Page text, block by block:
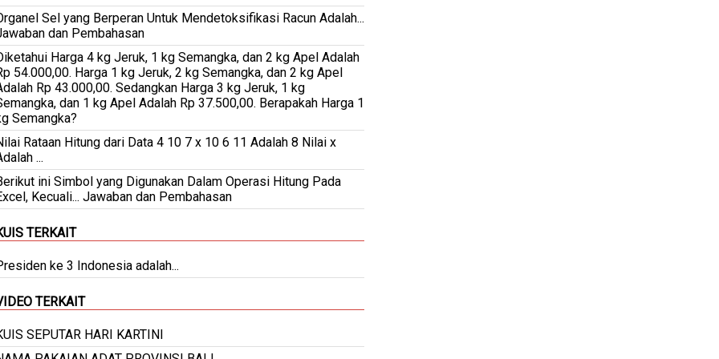
Sel yang Berperan Untuk Mendetoksifikasi Racun Adalah...
dan Pembahasan
Harga 4 kg Jeruk, 1 kg Semangka, dan 2 kg Apel Adalah
54.000,00. Harga 1 kg Jeruk, 2 kg Semangka, dan 2 kg Apel
Rp 43.000,00. Sedangkan Harga 3 kg Jeruk, 1 kg
dan 1 kg Apel Adalah Rp 37.500,00. Berapakah Harga 1
Semangka?
Rataan Hitung dari Data 4 10 7 x 10 6 11 Adalah 8 Nilai x
...
ini Simbol yang Digunakan Dalam Operasi Hitung Pada
Kecuali... Jawaban dan Pembahasan
TERKAIT
ke 3 Indonesia adalah...
TERKAIT
SEPUTAR HARI KARTINI